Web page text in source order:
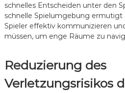
schnelles Entscheiden unter den
schnelle Spielumgebung ermutigt
Spieler effektiv kommunizieren
müssen, um enge Räume zu
Reduzierung des
Verletzungsrisikos